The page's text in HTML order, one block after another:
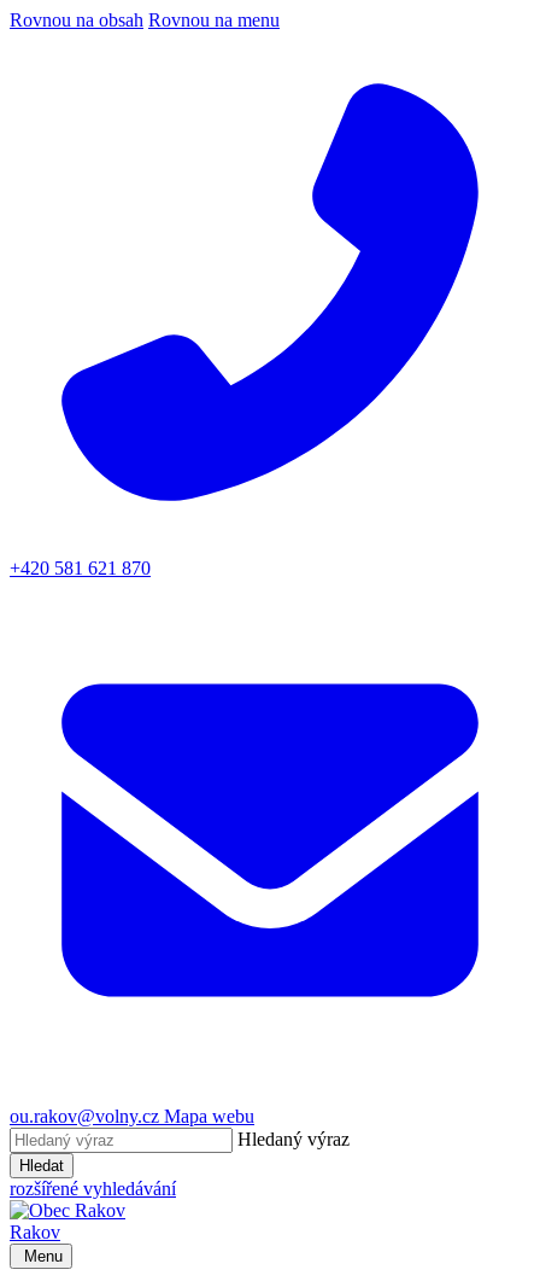
Rovnou na obsah Rovnou na menu
+420 581 621 870
ou.rakov@volny.cz Mapa webu
Hledaný výraz
Hledat
rozšířené vyhledávání
Rakov
Menu